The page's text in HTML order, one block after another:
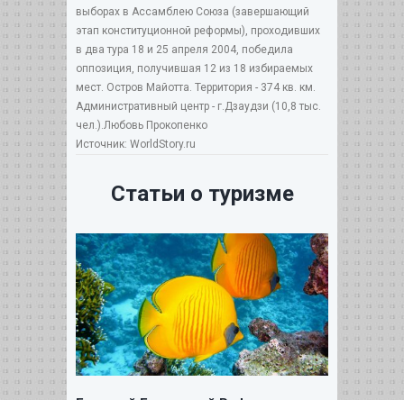
выборах в Ассамблею Союза (завершающий
этап конституционной реформы), проходивших
в два тура 18 и 25 апреля 2004, победила
оппозиция, получившая 12 из 18 избираемых
мест. Остров Майотта. Территория - 374 кв. км.
Административный центр - г.Дзаудзи (10,8 тыс.
чел.).Любовь Прокопенко
Источник: WorldStory.ru
Статьи о туризме